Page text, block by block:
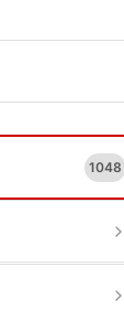
1048